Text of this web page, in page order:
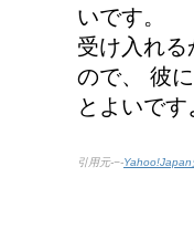
いです。
受け入れ
ので、 彼
とよいです
引用元-−-Yahoo!Japan